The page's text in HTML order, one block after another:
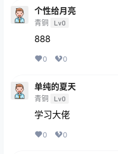
个性给月亮
青铜 Lv0
888
0 0
单纯的夏天
青铜 Lv0
学习大佬
0 0